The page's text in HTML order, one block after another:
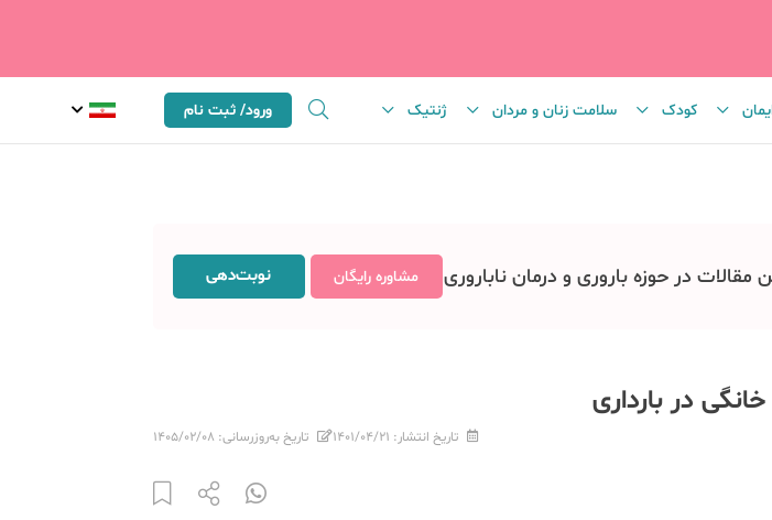
کودک سلامت زنان و مردان ژنتیک ورود/ ثبت نام
مقالات در حوزه باروری و درمان ناباروری مشاوره رایگان نوبت‌دهی
در بارداری
تاریخ انتشار: ۱۴۰۱/۰۴/۲۱ تاریخ به‌روزرسانی: ۱۴۰۵/۰۲/۰۸